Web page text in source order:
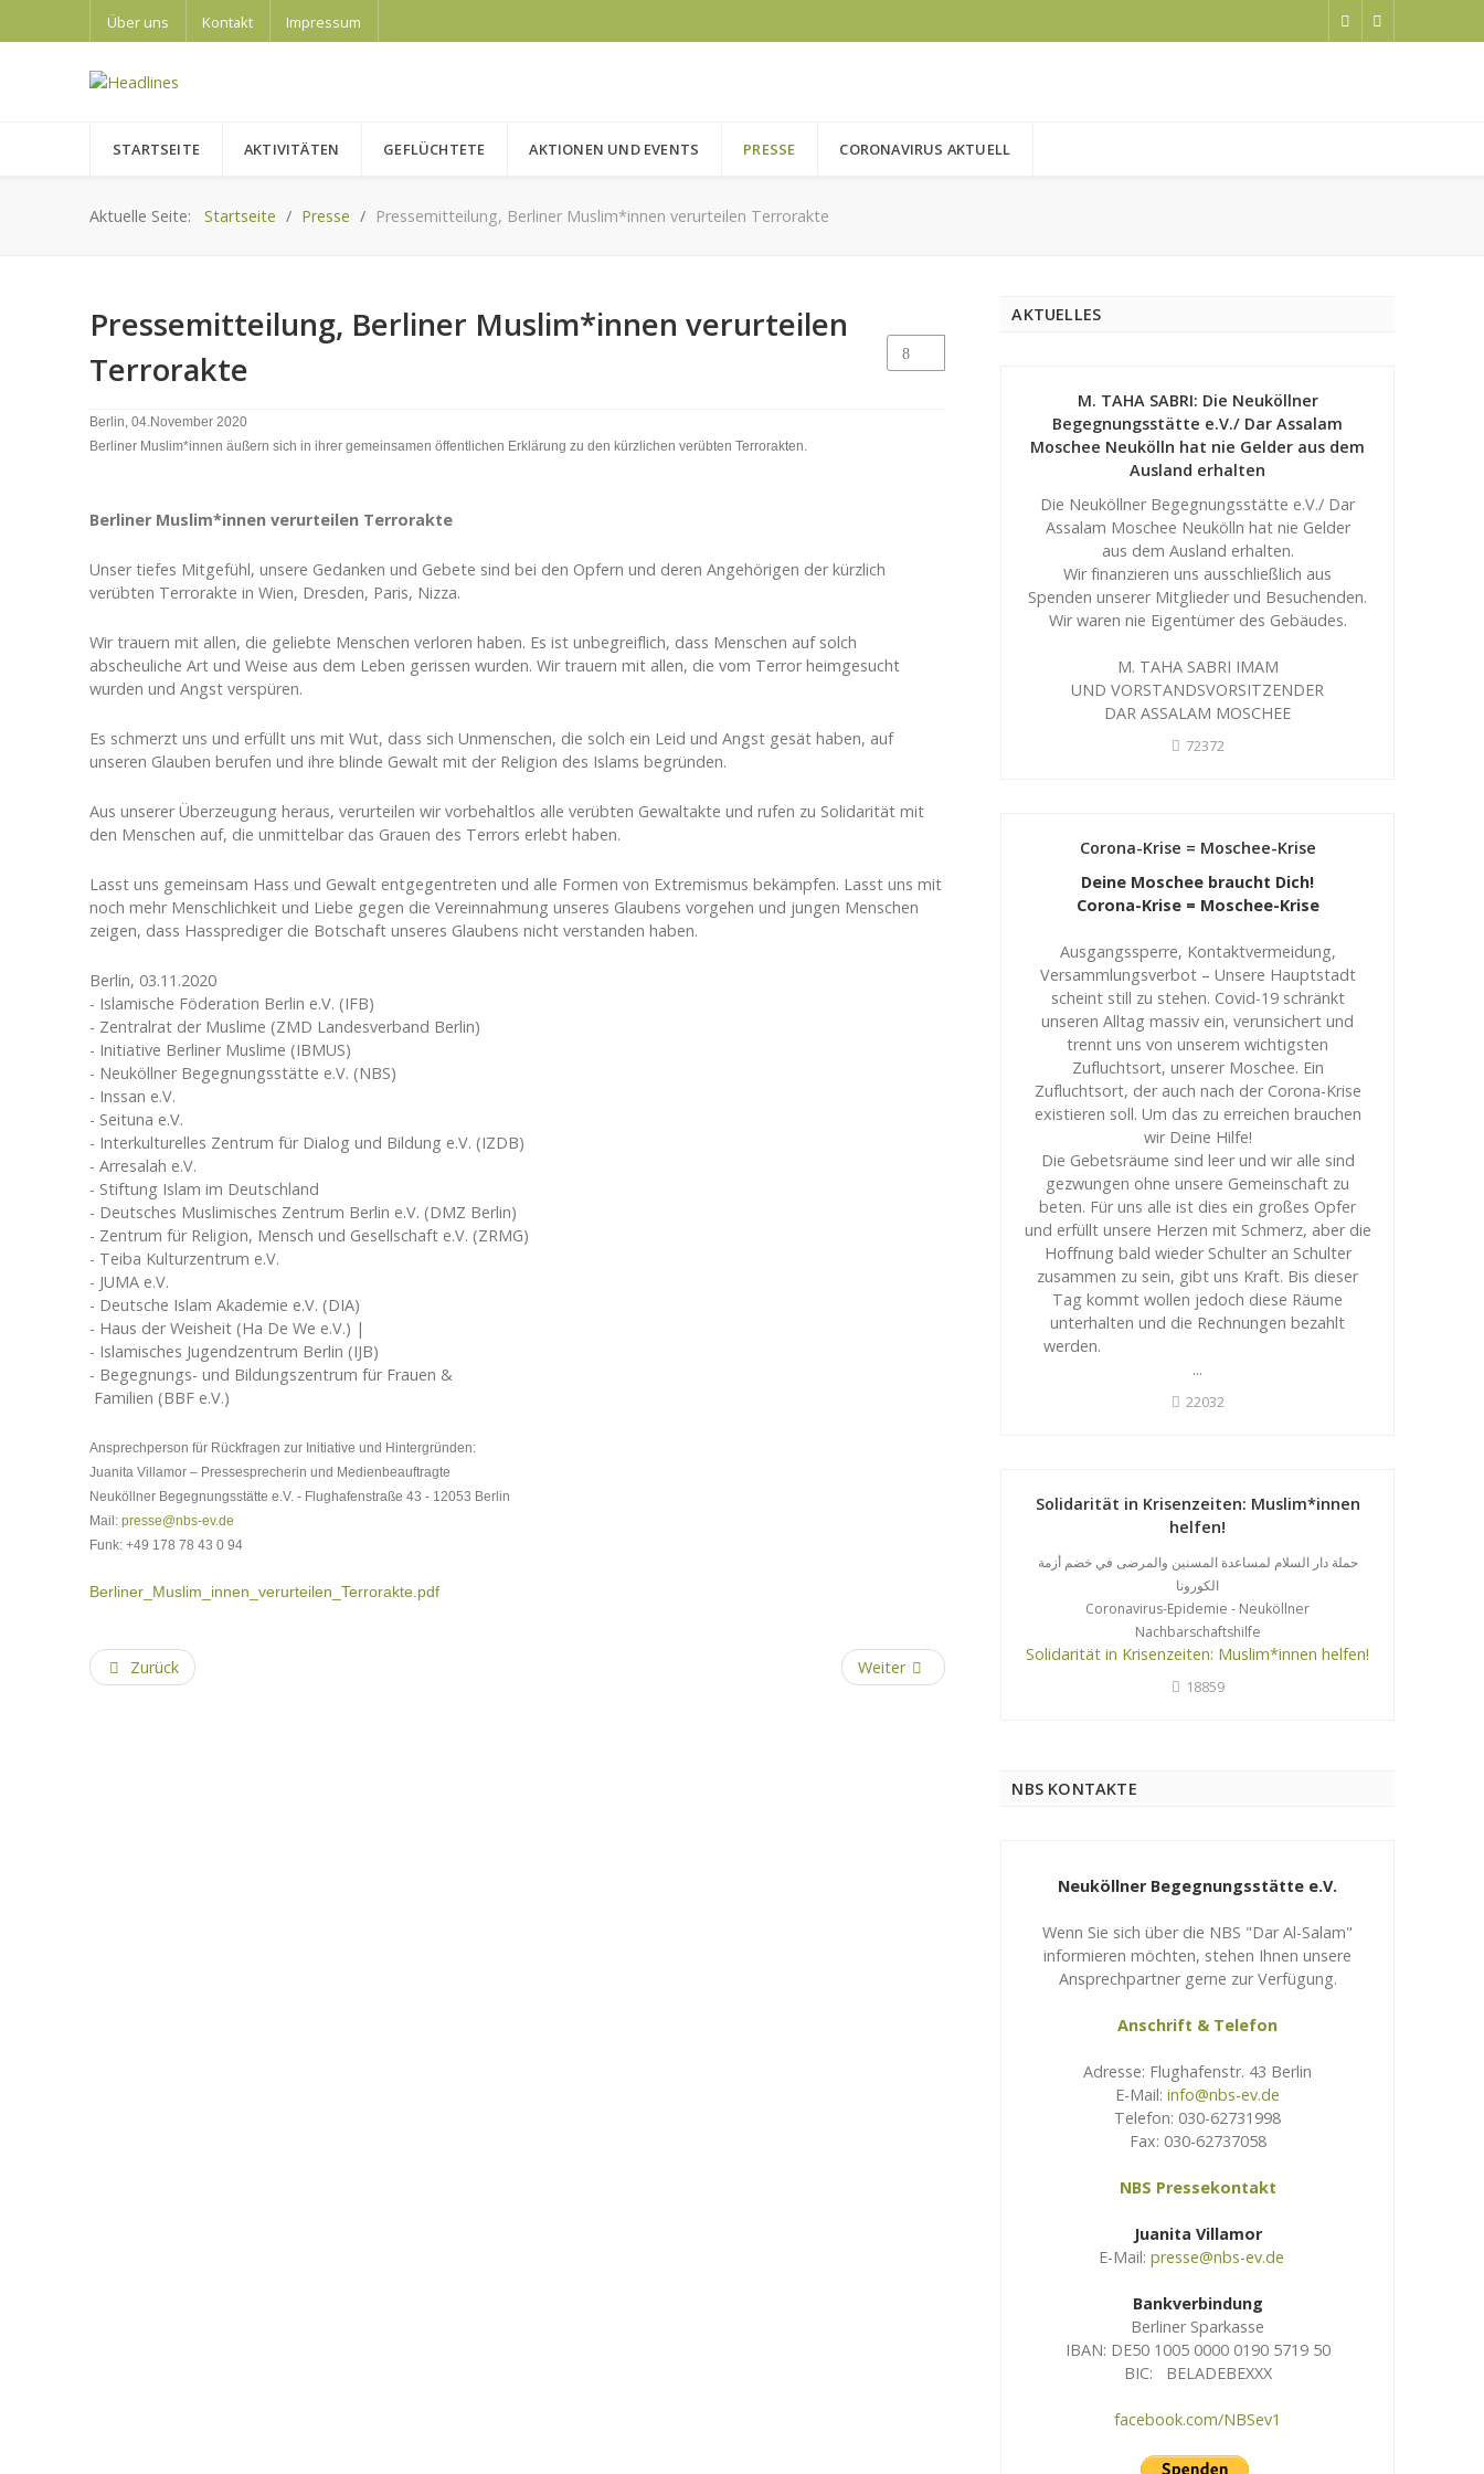
Über uns Kontakt Impressum
STARTSEITE AKTIVITÄTEN GEFLÜCHTETE AKTIONEN UND EVENTS PRESSE CORONAVIRUS AKTUELL
Aktuelle Seite: Startseite Presse Pressemitteilung, Berliner Muslim*innen verurteilen Terrorakte
Pressemitteilung, Berliner Muslim*innen verurteilen
Terrorakte
Berlin, 04.November 2020
Berliner Muslim*innen äußern sich in ihrer gemeinsamen öffentlichen Erklärung zu den kürzlichen verübten Terrorakten.
Berliner Muslim*innen verurteilen Terrorakte
Unser tiefes Mitgefühl, unsere Gedanken und Gebete sind bei den Opfern und deren Angehörigen der kürzlich
verübten Terrorakte in Wien, Dresden, Paris, Nizza.
Wir trauern mit allen, die geliebte Menschen verloren haben. Es ist unbegreiflich, dass Menschen auf solch
abscheuliche Art und Weise aus dem Leben gerissen wurden. Wir trauern mit allen, die vom Terror heimgesucht
wurden und Angst verspüren.
Es schmerzt uns und erfüllt uns mit Wut, dass sich Unmenschen, die solch ein Leid und Angst gesät haben, auf
unseren Glauben berufen und ihre blinde Gewalt mit der Religion des Islams begründen.
Aus unserer Überzeugung heraus, verurteilen wir vorbehaltlos alle verübten Gewaltakte und rufen zu Solidarität mit
den Menschen auf, die unmittelbar das Grauen des Terrors erlebt haben.
Lasst uns gemeinsam Hass und Gewalt entgegentreten und alle Formen von Extremismus bekämpfen. Lasst uns mit
noch mehr Menschlichkeit und Liebe gegen die Vereinnahmung unseres Glaubens vorgehen und jungen Menschen
zeigen, dass Hassprediger die Botschaft unseres Glaubens nicht verstanden haben.
Berlin, 03.11.2020
- Islamische Föderation Berlin e.V. (IFB)
- Zentralrat der Muslime (ZMD Landesverband Berlin)
- Initiative Berliner Muslime (IBMUS)
- Neuköllner Begegnungsstätte e.V. (NBS)
- Inssan e.V.
- Seituna e.V.
- Interkulturelles Zentrum für Dialog und Bildung e.V. (IZDB)
- Arresalah e.V.
- Stiftung Islam im Deutschland
- Deutsches Muslimisches Zentrum Berlin e.V. (DMZ Berlin)
- Zentrum für Religion, Mensch und Gesellschaft e.V. (ZRMG)
- Teiba Kulturzentrum e.V.
- JUMA e.V.
- Deutsche Islam Akademie e.V. (DIA)
- Haus der Weisheit (Ha De We e.V.) |
- Islamisches Jugendzentrum Berlin (IJB)
- Begegnungs- und Bildungszentrum für Frauen &
Familien (BBF e.V.)
Ansprechperson für Rückfragen zur Initiative und Hintergründen:
Juanita Villamor – Pressesprecherin und Medienbeauftragte
Neuköllner Begegnungsstätte e.V. - Flughafenstraße 43 - 12053 Berlin
Mail: presse@nbs-ev.de
Funk: +49 178 78 43 0 94
Berliner_Muslim_innen_verurteilen_Terrorakte.pdf
Zurück Weiter
AKTUELLES
M. TAHA SABRI: Die Neuköllner
Begegnungsstätte e.V./ Dar Assalam
Moschee Neukölln hat nie Gelder aus dem
Ausland erhalten
Die Neuköllner Begegnungsstätte e.V./ Dar
Assalam Moschee Neukölln hat nie Gelder
aus dem Ausland erhalten.
Wir finanzieren uns ausschließlich aus
Spenden unserer Mitglieder und Besuchenden.
Wir waren nie Eigentümer des Gebäudes.
M. TAHA SABRI IMAM
UND VORSTANDSVORSITZENDER
DAR ASSALAM MOSCHEE
72372
Corona-Krise = Moschee-Krise
Deine Moschee braucht Dich!
Corona-Krise = Moschee-Krise
Ausgangssperre, Kontaktvermeidung,
Versammlungsverbot – Unsere Hauptstadt
scheint still zu stehen. Covid-19 schränkt
unseren Alltag massiv ein, verunsichert und
trennt uns von unserem wichtigsten
Zufluchtsort, unserer Moschee. Ein
Zufluchtsort, der auch nach der Corona-Krise
existieren soll. Um das zu erreichen brauchen
wir Deine Hilfe!
Die Gebetsräume sind leer und wir alle sind
gezwungen ohne unsere Gemeinschaft zu
beten. Für uns alle ist dies ein großes Opfer
und erfüllt unsere Herzen mit Schmerz, aber die
Hoffnung bald wieder Schulter an Schulter
zusammen zu sein, gibt uns Kraft. Bis dieser
Tag kommt wollen jedoch diese Räume
unterhalten und die Rechnungen bezahlt
werden.
...
22032
Solidarität in Krisenzeiten: Muslim*innen
helfen!
حملة دار السلام لمساعدة المسنين والمرضى في خضم أزمة
الكورونا
Coronavirus-Epidemie - Neuköllner
Nachbarschaftshilfe
Solidarität in Krisenzeiten: Muslim*innen helfen!
18859
NBS KONTAKTE
Neuköllner Begegnungsstätte e.V.
Wenn Sie sich über die NBS "Dar Al-Salam"
informieren möchten, stehen Ihnen unsere
Ansprechpartner gerne zur Verfügung.
Anschrift & Telefon
Adresse: Flughafenstr. 43 Berlin
E-Mail:info@nbs-ev.de
Telefon: 030-62731998
Fax: 030-62737058
NBS Pressekontakt
Juanita Villamor
E-Mail: presse@nbs-ev.de
Bankverbindung
Berliner Sparkasse
IBAN: DE50 1005 0000 0190 5719 50
BIC: BELADEBEXXX
facebook.com/NBSev1